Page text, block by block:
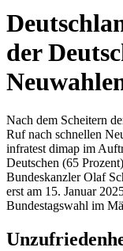
der
Nach dem Scheitern
Ruf nach schnellen
infratest dimap im
Deutschen (65
Bundeskanzler Olaf
erst am 15. Januar
Bundestagswahl im